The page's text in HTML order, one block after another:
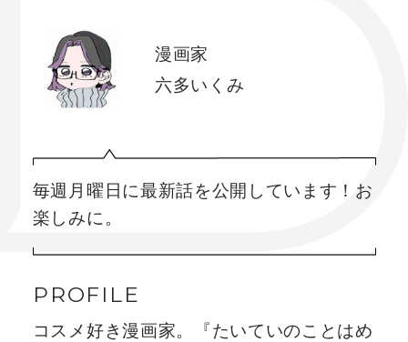
漫画家
六多いくみ
毎週月曜日に最新話を公開しています！お
楽しみに。
コスメ好き漫画家。『たいていのことはめ